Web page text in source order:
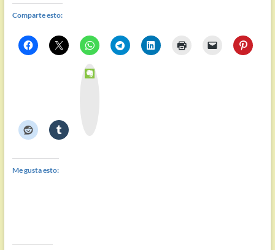
Comparte esto:
E
v
Me gusta esto: